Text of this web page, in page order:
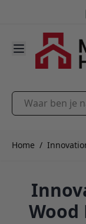
Ga naar de inhoud
Waar ben je naar
Home /
Wood